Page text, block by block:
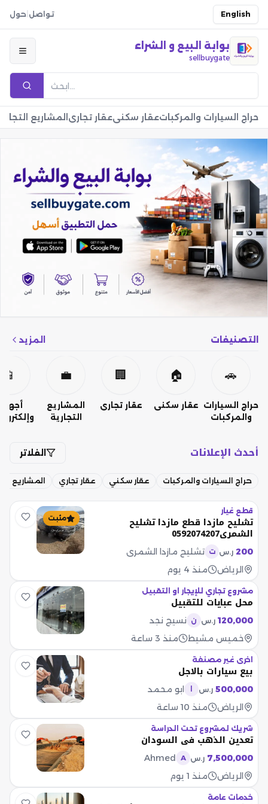
تواصل حول English
بوابة البيع و الشراء
sellbuygate
حراج السيارات والمركباتعقار سكنيعقار تجاري المشاريع
التصنيفات المزيد
🚗
حراج السيارات
والمركبات
🏠
عقار سكني
🏢
عقار تجاري
💼
المشاريع
التجارية
📱
أحدث الإعلانات الفلاتر
حراج السيارات والمركبات عقار سكني عقار تجاري المشاريع
مثبت
قطع غيار
تشليح مازدا قطع مازدا تشليح
الشمري0592074207
200 ر.س ت تشليح مازدا الشمري
الرياض
منذ 4 يوم
مشروع تجاري للإيجار او التقبيل
محل عبايات للتقبيل
120,000 ر.س ن
نسيج نجد
خميس مشيط
منذ 3 ساعة
اخرى غير مصنفة
بيع سيارات بالاجل
500,000 ر.س
ابو محمد
الرياض
منذ 10 ساعة
شريك لمشروع تحت الدراسة
تعدين الذهب في السودان
7,500,000 ر.س A
Ahmed
الرياض
منذ 1 يوم
خدمات عامة